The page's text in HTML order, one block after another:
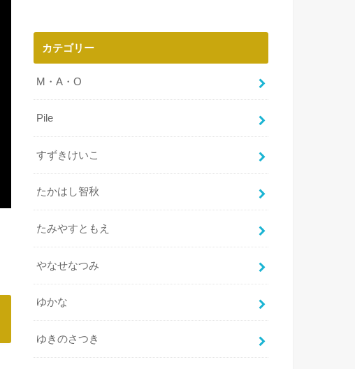
カテゴリー
M・A・O
Pile
すずきけいこ
たかはし智秋
たみやすともえ
やなせなつみ
ゆかな
ゆきのさつき